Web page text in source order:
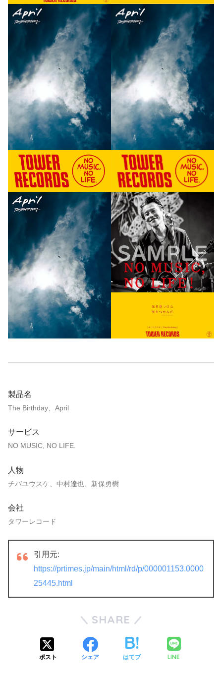
製品名
The Birthday、April
サービス
NO MUSIC, NO LIFE.
人物
チバユウスケ、中村達也、新保勇樹
会社
タワーレコード
引用元:
https://prtimes.jp/main/html/rd/p/000001153.0000
25445.html
SHARE
ポスト シェア はてブ LINE